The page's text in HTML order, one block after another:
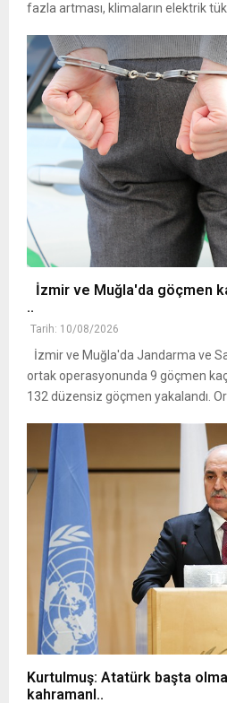
fazla artması, klimaların elektrik
İzmir ve Muğla'da göçmen
..
Tarih: 10/08/2026
İzmir ve Muğla'da Jandarma ve
ortak operasyonunda 9 göçmen
132 düzensiz göçmen yakalandı.
Kurtulmuş: Atatürk başta
kahramanl..